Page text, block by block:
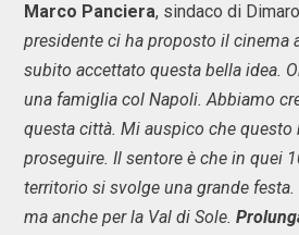
Marco Panciera, sindaco di
presidente ci ha proposto il cinema
subito accettato questa bella idea.
una famiglia col Napoli. Abbiamo
questa città. Mi auspico che
proseguire. Il sentore è che in quei
territorio si svolge una grande
ma anche per la Val di Sole.